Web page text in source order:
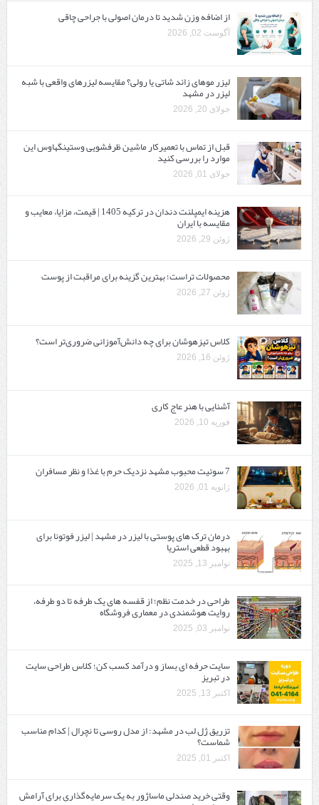
از اضافه وزن شدید تا درمان اصولی با جراحی چاقی
آگوست 02, 2026
لیزر موهای زائد شاتی یا رولی؟ مقایسه لیزرهای واقعی با شبه‌
لیزر در مشهد
جولای 20, 2026
قبل از تماس با تعمیرکار ماشین ظرفشویی وستینگهاوس این
موارد را بررسی کنید
جولای 01, 2026
هزینه ایمپلنت دندان در ترکیه 1405 | قیمت، مزایا، معایب و
مقایسه با ایران
ژوئن 29, 2026
محصولات تراست؛ بهترین گزینه برای مراقبت از پوست
ژوئن 27, 2026
کلاس تیزهوشان برای چه دانش‌آموزانی ضروری‌تر است؟
ژوئن 16, 2026
آشنایی با هنر عاج کاری
فوریه 10, 2026
7 سوئیت محبوب مشهد نزدیک حرم با غذا و نظر مسافران
ژانویه 01, 2026
درمان ترک های پوستی با لیزر در مشهد | لیزر فوتونا برای
بهبود قطعی استریا
نوامبر 13, 2025
طراحی در خدمت نظم؛ از قفسه ‌های یک‌ طرفه تا دو طرفه،
روایت هوشمندی در معماری فروشگاه
نوامبر 03, 2025
سایت حرفه ‌ای بساز و درآمد کسب کن؛ کلاس طراحی سایت
در تبریز
اکتبر 13, 2025
تزریق ژل لب در مشهد: از مدل روسی تا نچرال | کدام مناسب
شماست؟
اکتبر 01, 2025
وقتی خرید صندلی ماساژور به یک سرمایه‌گذاری برای آرامش